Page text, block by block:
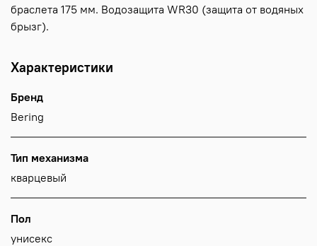
браслета 175 мм. Водозащита WR30 (защита от водяных
брызг).
Характеристики
Бренд
Bering
Тип механизма
кварцевый
Пол
унисекс